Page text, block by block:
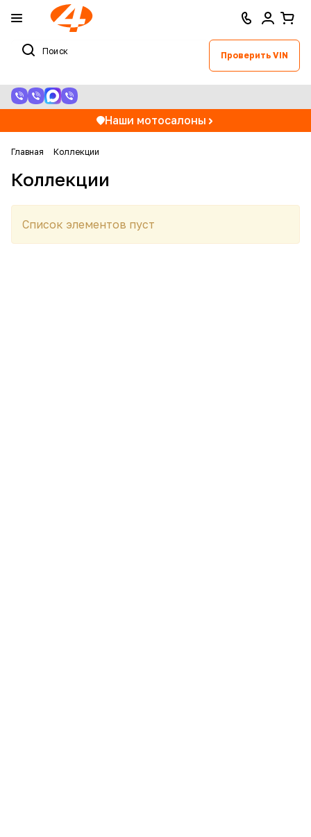
Проверить VIN
Наши мотосалоны
Главная Коллекции
Коллекции
Список элементов пуст